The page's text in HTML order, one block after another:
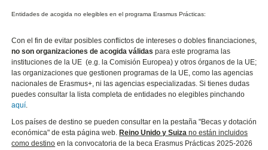
Entidades de acogida no elegibles en el programa Erasmus Prácticas:
Con el fin de evitar posibles conflictos de intereses o dobles financiaciones,
no son organizaciones de acogida válidaspara este programa las
instituciones de la UE (e.g. la Comisión Europea) y otros órganos de la UE;
las organizaciones que gestionen programas de la UE, como las agencias
nacionales de Erasmus+, ni las agencias especializadas. Si tienes dudas
puedes consultar la lista completa de entidades no elegibles pinchando
aquí
Los países de destino se pueden consultar en la pestaña "Becas y dotación
económica" de esta página web.Reino Unido y Suiza no están incluidos
como destino en la convocatoria de la beca Erasmus Prácticas 2025-2026